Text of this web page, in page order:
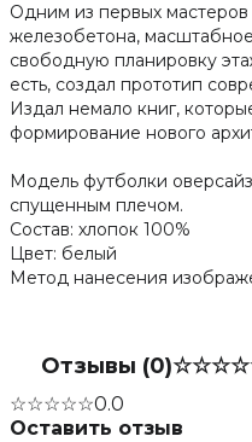
Одним из первых мастеров
железобетона,
свободную планировку
есть, создал прототип
Издал немало книг,
формирование нового
Модель футболки
спущенным плечом.
Состав: хлопок 100%
Цвет: белый
Метод нанесения
Отзывы (0)
☆☆☆☆☆0.0
Оставить отзыв